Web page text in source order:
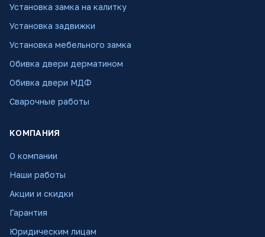
Установка замка на калитку
Установка задвижки
Установка мебельного замка
Обивка двери дерматином
Обивка двери МДФ
Сварочные работы
КОМПАНИЯ
О компании
Наши работы
Акции и скидки
Гарантия
Юридическим лицам